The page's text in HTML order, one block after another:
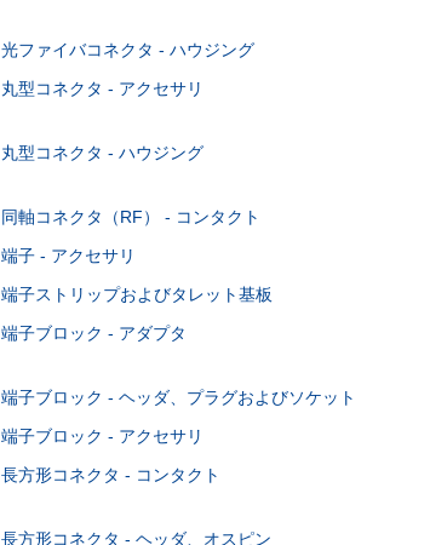
光ファイバコネクタ - ハウジング
丸型コネクタ - アクセサリ
丸型コネクタ - ハウジング
同軸コネクタ（RF） - コンタクト
端子 - アクセサリ
端子ストリップおよびタレット基板
端子ブロック - アダプタ
端子ブロック - ヘッダ、プラグおよびソケット
端子ブロック - アクセサリ
長方形コネクタ - コンタクト
長方形コネクタ - ヘッダ、オスピン